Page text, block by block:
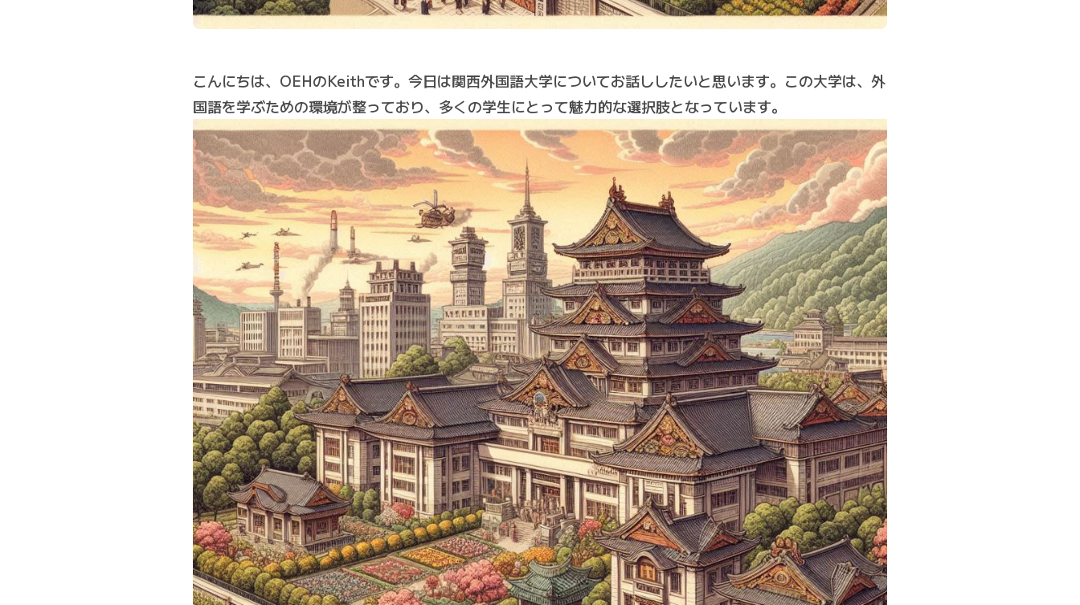
こんにちは、OEHのKeithです。今日は関西外国語大学についてお話ししたいと思います。この大学は、外
国語を学ぶための環境が整っており、多くの学生にとって魅力的な選択肢となっています。